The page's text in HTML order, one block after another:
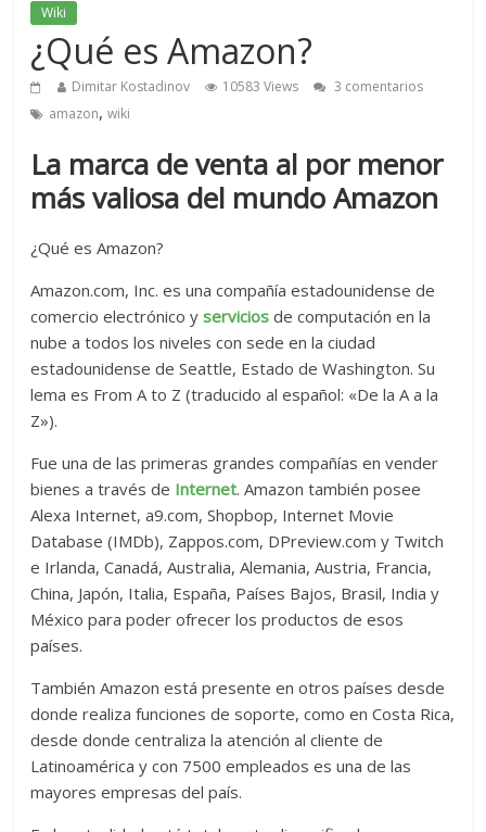
Wiki
¿Qué es Amazon?
Dimitar Kostadinov 10583 Views
3 comentarios
amazon,wiki
La marca de venta al por menor
más valiosa del mundo Amazon
¿Qué es Amazon?
Amazon.com, Inc. es una compañía estadounidense de
comercio electrónico yservicios de computación en la
nube a todos los niveles con sede en la ciudad
estadounidense de Seattle, Estado de Washington. Su
lema es From A to Z (traducido al español: «De la A a la
Z»).
Fue una de las primeras grandes compañías en vender
bienes a través de Internet. Amazon también posee
Alexa Internet, a9.com, Shopbop, Internet Movie
Database (IMDb), Zappos.com, DPreview.com y Twitch​
e Irlanda, Canadá, Australia, Alemania, Austria, Francia,
China, Japón, Italia, España, Países Bajos, Brasil, India y
México para poder ofrecer los productos de esos
países.
También Amazon está presente en otros países desde
donde realiza funciones de soporte, como en Costa Rica,
desde donde centraliza la atención al cliente de
Latinoamérica y con 7500 empleados es una de las
mayores empresas del país.​